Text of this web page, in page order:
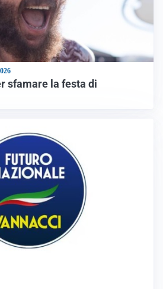
sfamare la festa di